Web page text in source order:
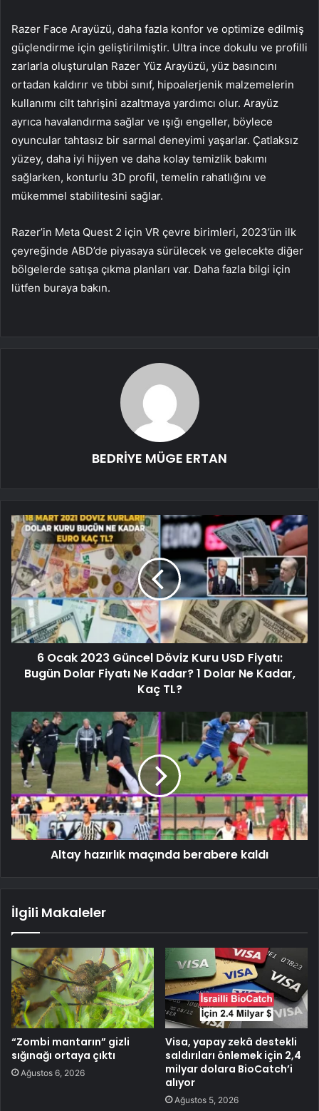
Razer Face Arayüzü, daha fazla konfor ve optimize edilmiş
güçlendirme için geliştirilmiştir. Ultra ince dokulu ve profilli
zarlarla oluşturulan Razer Yüz Arayüzü, yüz basıncını
ortadan kaldırır ve tıbbi sınıf, hipoalerjenik malzemelerin
kullanımı cilt tahrişini azaltmaya yardımcı olur. Arayüz
ayrıca havalandırma sağlar ve ışığı engeller, böylece
oyuncular tahtasız bir sarmal deneyimi yaşarlar. Çatlaksız
yüzey, daha iyi hijyen ve daha kolay temizlik bakımı
sağlarken, konturlu 3D profil, temelin rahatlığını ve
mükemmel stabilitesini sağlar.
Razer’in Meta Quest 2 için VR çevre birimleri, 2023’ün ilk
çeyreğinde ABD’de piyasaya sürülecek ve gelecekte diğer
bölgelerde satışa çıkma planları var. Daha fazla bilgi için
lütfen buraya bakın.
BEDRİYE MÜGE ERTAN
6 Ocak 2023 Güncel Döviz Kuru USD Fiyatı:
Bugün Dolar Fiyatı Ne Kadar? 1 Dolar Ne Kadar,
Kaç TL?
Altay hazırlık maçında berabere kaldı
İlgili Makaleler
“Zombi mantarın” gizli
sığınağı ortaya çıktı
Ağustos 6, 2026
Visa, yapay zekâ destekli
saldırıları önlemek için 2,4
milyar dolara BioCatch’i
alıyor
Ağustos 5, 2026